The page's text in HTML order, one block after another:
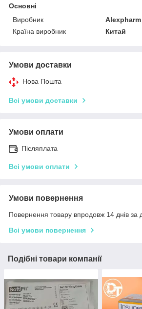
Основні
Виробник
Alexpharm
Країна виробник
Китай
Умови доставки
Нова Пошта
Всі умови доставки
Умови оплати
Післяплата
Всі умови оплати
Умови повернення
Повернення товару впродовж 14 днів за
Всі умови повернення
Подібні товари компанії